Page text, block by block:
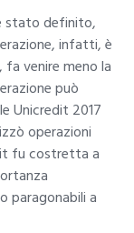
stato definito,
infatti, è
venire meno la
può
Unicredit 2017
operazioni
fu costretta a
paragonabili a